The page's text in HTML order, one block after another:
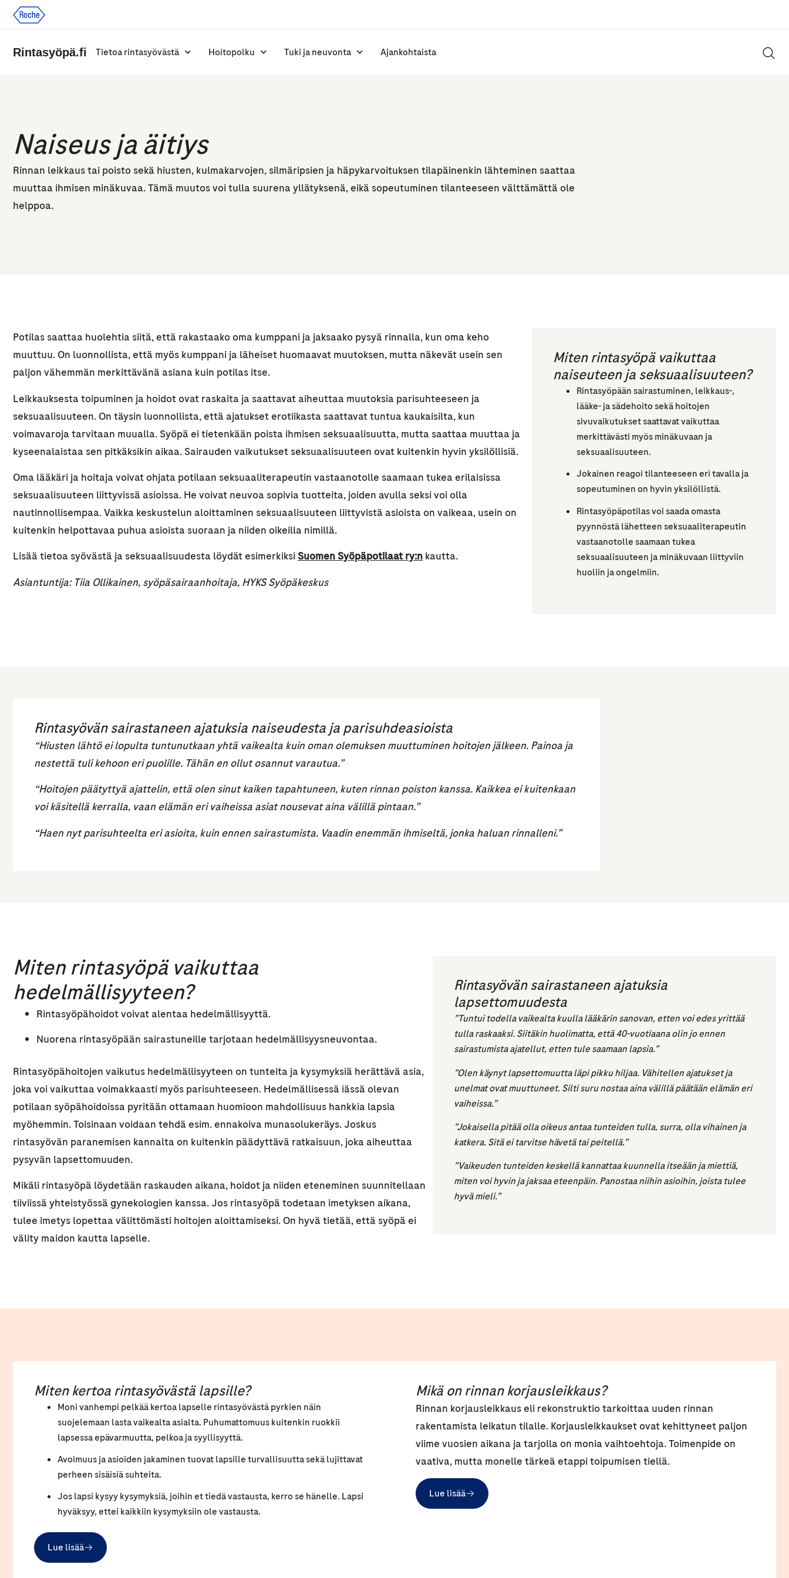
Rintasyöpä.fi Tietoa rintasyövästä Hoitopolku Tuki ja neuvonta Ajankohtaista
Naiseus ja äitiys
Rinnan leikkaus tai poisto sekä hiusten, kulmakarvojen, silmäripsien ja häpykarvoituksen tilapäinenkin lähteminen saattaa
muuttaa ihmisen minäkuvaa. Tämä muutos voi tulla suurena yllätyksenä, eikä sopeutuminen tilanteeseen välttämättä ole
helppoa.
Potilas saattaa huolehtia siitä, että rakastaako oma kumppani ja jaksaako pysyä rinnalla, kun oma keho
muuttuu. On luonnollista, että myös kumppani ja läheiset huomaavat muutoksen, mutta näkevät usein sen
paljon vähemmän merkittävänä asiana kuin potilas itse.
Leikkauksesta toipuminen ja hoidot ovat raskaita ja saattavat aiheuttaa muutoksia parisuhteeseen ja
seksuaalisuuteen. On täysin luonnollista, että ajatukset erotiikasta saattavat tuntua kaukaisilta, kun
voimavaroja tarvitaan muualla. Syöpä ei tietenkään poista ihmisen seksuaalisuutta, mutta saattaa muuttaa ja
kyseenalaistaa sen pitkäksikin aikaa. Sairauden vaikutukset seksuaalisuuteen ovat kuitenkin hyvin yksilöllisiä.
Oma lääkäri ja hoitaja voivat ohjata potilaan seksuaaliterapeutin vastaanotolle saamaan tukea erilaisissa
seksuaalisuuteen liittyvissä asioissa. He voivat neuvoa sopivia tuotteita, joiden avulla seksi voi olla
nautinnollisempaa. Vaikka keskustelun aloittaminen seksuaalisuuteen liittyvistä asioista on vaikeaa, usein on
kuitenkin helpottavaa puhua asioista suoraan ja niiden oikeilla nimillä.
Lisää tietoa syövästä ja seksuaalisuudesta löydät esimerkiksiSuomen Syöpäpotilaat ry:n kautta.
Asiantuntija: Tiia Ollikainen, syöpäsairaanhoitaja, HYKS Syöpäkeskus
Miten rintasyöpä vaikuttaa
naiseuteen ja seksuaalisuuteen?
Rintasyöpään sairastuminen, leikkaus-,
lääke- ja sädehoito sekä hoitojen
sivuvaikutukset saattavat vaikuttaa
merkittävästi myös minäkuvaan ja
seksuaalisuuteen.
Jokainen reagoi tilanteeseen eri tavalla ja
sopeutuminen on hyvin yksilöllistä.
Rintasyöpäpotilas voi saada omasta
pyynnöstä lähetteen seksuaaliterapeutin
vastaanotolle saamaan tukea
seksuaalisuuteen ja minäkuvaan liittyviin
huoliin ja ongelmiin.
Rintasyövän sairastaneen ajatuksia naiseudesta ja parisuhdeasioista
“Hiusten lähtö ei lopulta tuntunutkaan yhtä vaikealta kuin oman olemuksen muuttuminen hoitojen jälkeen. Painoa ja
nestettä tuli kehoon eri puolille. Tähän en ollut osannut varautua.”
“Hoitojen päätyttyä ajattelin, että olen sinut kaiken tapahtuneen, kuten rinnan poiston kanssa. Kaikkea ei kuitenkaan
voi käsitellä kerralla, vaan elämän eri vaiheissa asiat nousevat aina välillä pintaan.”
“Haen nyt parisuhteelta eri asioita, kuin ennen sairastumista. Vaadin enemmän ihmiseltä, jonka haluan rinnalleni.”
Miten rintasyöpä vaikuttaa
hedelmällisyyteen?
Rintasyöpähoidot voivat alentaa hedelmällisyyttä.
Nuorena rintasyöpään sairastuneille tarjotaan hedelmällisyysneuvontaa.
Rintasyöpähoitojen vaikutus hedelmällisyyteen on tunteita ja kysymyksiä herättävä asia,
joka voi vaikuttaa voimakkaasti myös parisuhteeseen. Hedelmällisessä iässä olevan
potilaan syöpähoidoissa pyritään ottamaan huomioon mahdollisuus hankkia lapsia
myöhemmin. Toisinaan voidaan tehdä esim. ennakoiva munasolukeräys. Joskus
rintasyövän paranemisen kannalta on kuitenkin päädyttävä ratkaisuun, joka aiheuttaa
pysyvän lapsettomuuden.
Mikäli rintasyöpä löydetään raskauden aikana, hoidot ja niiden eteneminen suunnitellaan
tiiviissä yhteistyössä gynekologien kanssa. Jos rintasyöpä todetaan imetyksen aikana,
tulee imetys lopettaa välittömästi hoitojen aloittamiseksi. On hyvä tietää, että syöpä ei
välity maidon kautta lapselle.
Rintasyövän sairastaneen ajatuksia
lapsettomuudesta
”Tuntui todella vaikealta kuulla lääkärin sanovan, etten voi edes yrittää
tulla raskaaksi. Siitäkin huolimatta, että 40-vuotiaana olin jo ennen
sairastumista ajatellut, etten tule saamaan lapsia.”
”Olen käynyt lapsettomuutta läpi pikku hiljaa. Vähitellen ajatukset ja
unelmat ovat muuttuneet. Silti suru nostaa aina välillä päätään elämän eri
vaiheissa.”
”Jokaisella pitää olla oikeus antaa tunteiden tulla, surra, olla vihainen ja
katkera. Sitä ei tarvitse hävetä tai peitellä.”
”Vaikeuden tunteiden keskellä kannattaa kuunnella itseään ja miettiä,
miten voi hyvin ja jaksaa eteenpäin. Panostaa niihin asioihin, joista tulee
hyvä mieli.”
Miten kertoa rintasyövästä lapsille?
Moni vanhempi pelkää kertoa lapselle rintasyövästä pyrkien näin
suojelemaan lasta vaikealta asialta. Puhumattomuus kuitenkin ruokkii
lapsessa epävarmuutta, pelkoa ja syyllisyyttä.
Avoimuus ja asioiden jakaminen tuovat lapsille turvallisuutta sekä lujittavat
perheen sisäisiä suhteita.
Jos lapsi kysyy kysymyksiä, joihin et tiedä vastausta, kerro se hänelle. Lapsi
hyväksyy, ettei kaikkiin kysymyksiin ole vastausta.
Lue lisää
Mikä on rinnan korjausleikkaus?
Rinnan korjausleikkaus eli rekonstruktio tarkoittaa uuden rinnan
rakentamista leikatun tilalle. Korjausleikkaukset ovat kehittyneet paljon
viime vuosien aikana ja tarjolla on monia vaihtoehtoja. Toimenpide on
vaativa, mutta monelle tärkeä etappi toipumisen tiellä.
Lue lisää